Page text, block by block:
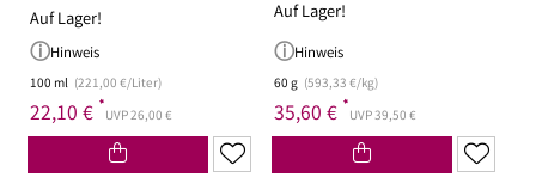
Auf Lager!
Hinweis
100 ml (221,00 €/Liter)
22,10 € *UVP 26,00 €
Auf Lager!
Hinweis
60 g (593,33 €/kg)
35,60 € *UVP 39,50 €